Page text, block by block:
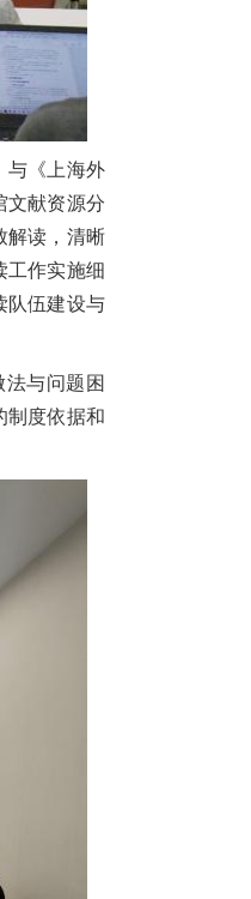
与《上海外
文献资源分
解读，清晰
工作实施细
队伍建设与
与问题困
制度依据和